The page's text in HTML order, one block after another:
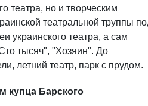
театра, но и творческим
театральной труппы
украинского театра, а сам
тысяч", "Хозяин". До
летний театр, парк с прудом.
купца Барского